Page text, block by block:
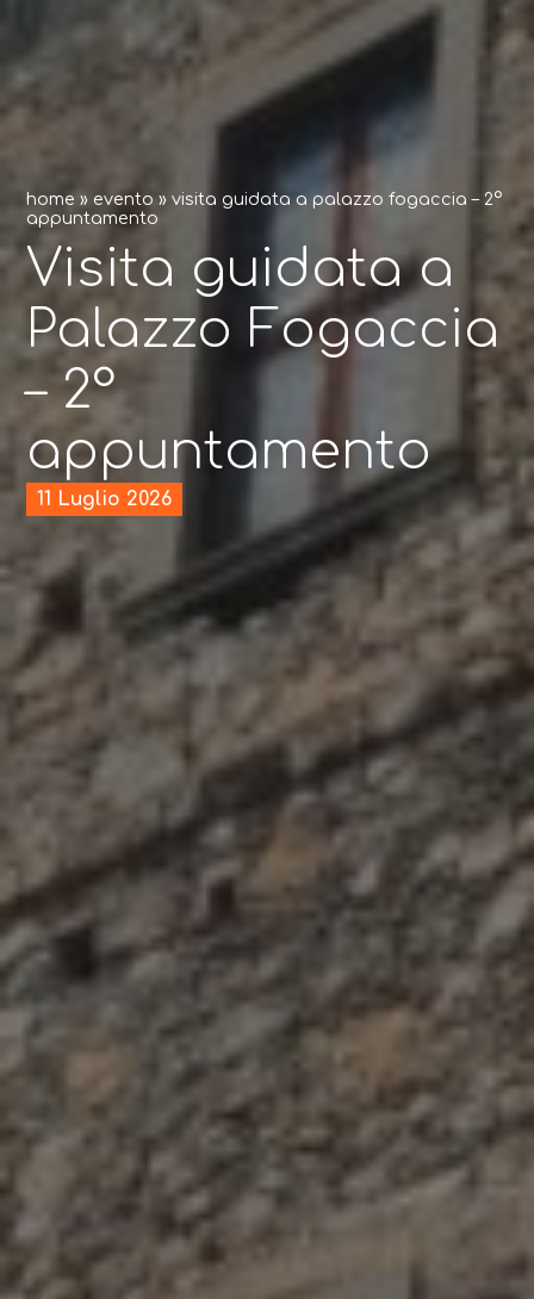
home » evento»visita guidata a palazzo fogaccia – 2°
appuntamento
Visita guidata a
Palazzo Fogaccia
– 2°
appuntamento
11 Luglio 2026